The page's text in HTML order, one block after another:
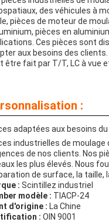
des véhicules à
pièces de moteur de
pièces en
Ces pièces sont
aux besoins des
être fait par T/T, LC à vue
:
adaptées aux besoins
industrielles de
de nos clients. Nos
les plus élevés. Nous
de surface, la taille,
: Scintillez industriel
modèle : TIACP-24
d'origine : La Chine
: OIN 9001